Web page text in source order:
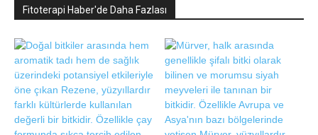
Fitoterapi Haber'de Daha Fazlası